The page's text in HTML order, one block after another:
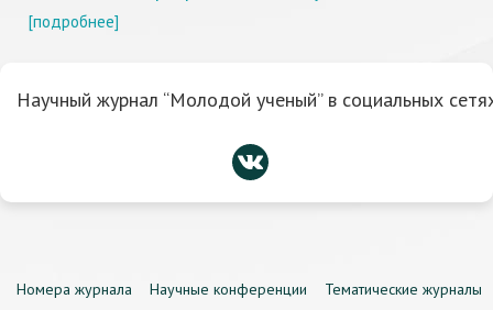
[подробнее]
Научный журнал “Молодой ученый” в социальных
Номера журнала Научные конференции
Тематические журналы